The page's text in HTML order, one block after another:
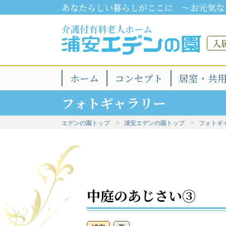
あなたらしい暮らしがここに ～お元気
介護付有料老人ホーム
入
ホーム コンセプト 居室・共
フォトギャラリー
エデンの園トップ 浦安エデンの園トップ フォトギ
中庭のあじさい③